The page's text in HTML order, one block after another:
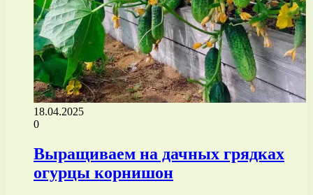
18.04.2025
0
Выращиваем на дачных грядках
огурцы корнишон